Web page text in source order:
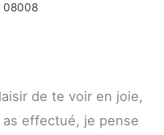
08008
de te voir en joie,
effectué, je pense